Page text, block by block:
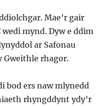
Mae’r gair
wedi mynd. Dyw e ddim
ar Safonau
Gweithle rhagor.
bod ers naw mlynedd
rhyngddynt ydy’r